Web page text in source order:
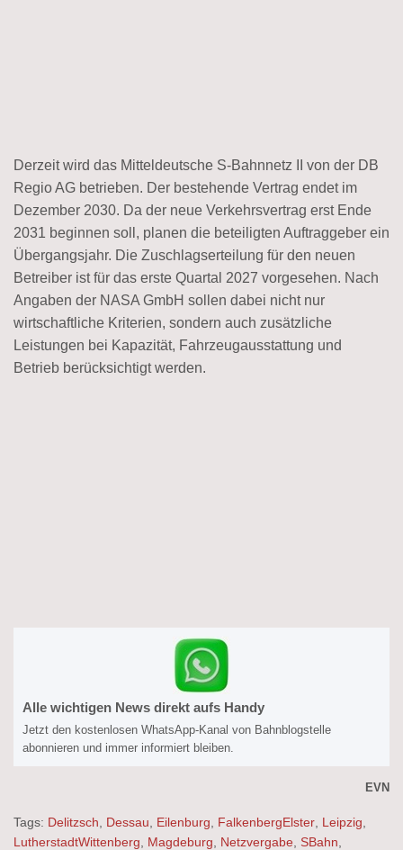
Derzeit wird das Mitteldeutsche S-Bahnnetz II von der DB
Regio AG betrieben. Der bestehende Vertrag endet im
Dezember 2030. Da der neue Verkehrsvertrag erst Ende
2031 beginnen soll, planen die beteiligten Auftraggeber ein
Übergangsjahr. Die Zuschlagserteilung für den neuen
Betreiber ist für das erste Quartal 2027 vorgesehen. Nach
Angaben der NASA GmbH sollen dabei nicht nur
wirtschaftliche Kriterien, sondern auch zusätzliche
Leistungen bei Kapazität, Fahrzeugausstattung und
Betrieb berücksichtigt werden.
Alle wichtigen News direkt aufs Handy
Jetzt den kostenlosen WhatsApp-Kanal von Bahnblogstelle
abonnieren und immer informiert bleiben.
EVN
Tags: Delitzsch Dessau Eilenburg FalkenbergElster Leipzig
LutherstadtWittenberg
Magdeburg Netzvergabe SBahn